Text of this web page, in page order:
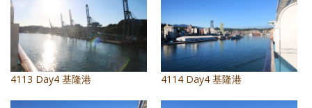
餐桌週記
享樂隨手拍
照相簿
4113 Day4 基隆港 4114 Day4 基隆港